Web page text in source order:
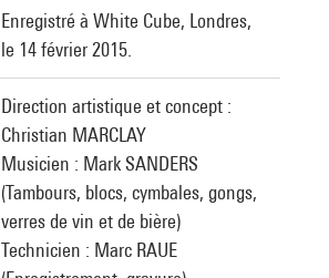
Enregistré à White Cube, Londres,
le 14 février 2015.
Direction artistique et concept :
Christian MARCLAY
Musicien : Mark SANDERS
(Tambours, blocs, cymbales, gongs,
verres de vin et de bière)
Technicien : Marc RAUE